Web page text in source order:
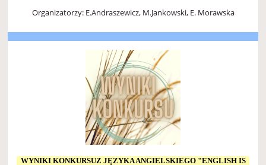
Organizatorzy: E.Andraszewicz, M.Jankowski, E. Morawska
WYNIKI KONKURSUZ JĘZYKA ANGIELSKIEGO "ENGLISH IS